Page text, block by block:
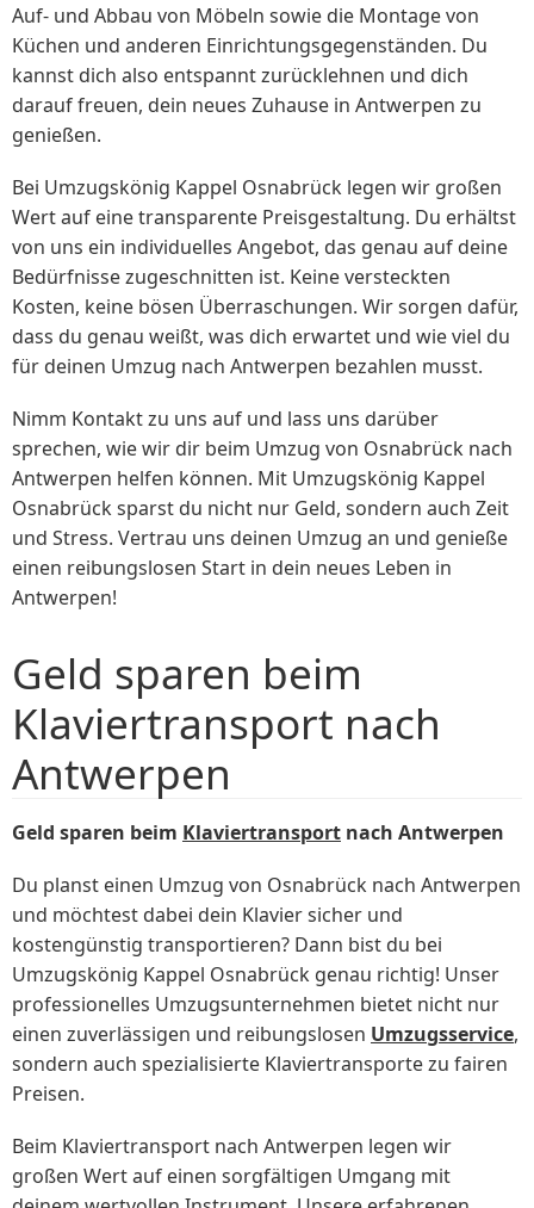
Auf- und Abbau von Möbeln sowie die Montage von
Küchen und anderen Einrichtungsgegenständen. Du
kannst dich also entspannt zurücklehnen und dich
darauf freuen, dein neues Zuhause in Antwerpen zu
genießen.
Bei Umzugskönig Kappel Osnabrück legen wir großen
Wert auf eine transparente Preisgestaltung. Du erhältst
von uns ein individuelles Angebot, das genau auf deine
Bedürfnisse zugeschnitten ist. Keine versteckten
Kosten, keine bösen Überraschungen. Wir sorgen dafür,
dass du genau weißt, was dich erwartet und wie viel du
für deinen Umzug nach Antwerpen bezahlen musst.
Nimm Kontakt zu uns auf und lass uns darüber
sprechen, wie wir dir beim Umzug von Osnabrück nach
Antwerpen helfen können. Mit Umzugskönig Kappel
Osnabrück sparst du nicht nur Geld, sondern auch Zeit
und Stress. Vertrau uns deinen Umzug an und genieße
einen reibungslosen Start in dein neues Leben in
Antwerpen!
Geld sparen beim
Klaviertransport nach
Antwerpen
Geld sparen beim Klaviertransport nach Antwerpen
Du planst einen Umzug von Osnabrück nach Antwerpen
und möchtest dabei dein Klavier sicher und
kostengünstig transportieren? Dann bist du bei
Umzugskönig Kappel Osnabrück genau richtig! Unser
professionelles Umzugsunternehmen bietet nicht nur
einen zuverlässigen und reibungslosen Umzugsservice,
sondern auch spezialisierte Klaviertransporte zu fairen
Preisen.
Beim Klaviertransport nach Antwerpen legen wir
großen Wert auf einen sorgfältigen Umgang mit